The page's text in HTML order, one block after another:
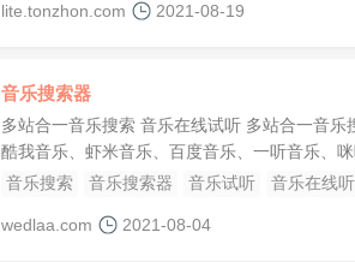
lite.tonzhon.com 2021-08-19
音乐搜索器
多站合一音乐搜索 音乐在线试听 多站合一音
酷我音乐、虾米音乐、百度音乐、一听音乐、
音乐搜索
音乐搜索器 音乐试听 音乐在线听
wedlaa.com 2021-08-04